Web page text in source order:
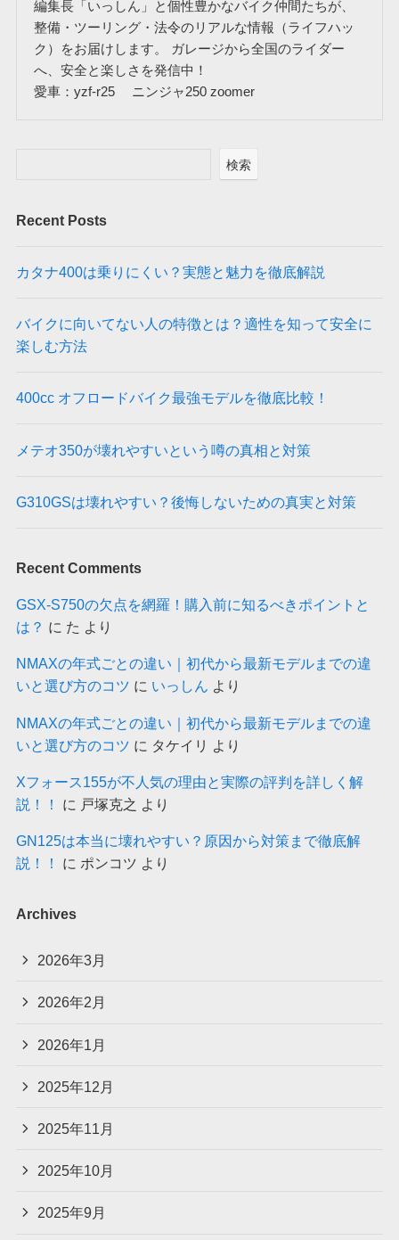
編集長「いっしん」と個性豊かなバイク仲間たちが、
整備・ツーリング・法令のリアルな情報（ライフハッ
ク）をお届けします。 ガレージから全国のライダー
へ、安全と楽しさを発信中！
愛車：yzf-r25 ニンジャ250 zoomer
検索
Recent Posts
カタナ400は乗りにくい？実態と魅力を徹底解説
バイクに向いてない人の特徴とは？適性を知って安全に
楽しむ方法
400cc オフロードバイク最強モデルを徹底比較！
メテオ350が壊れやすいという噂の真相と対策
G310GSは壊れやすい？後悔しないための真実と対策
Recent Comments
GSX-S750の欠点を網羅！購入前に知るべきポイントと
は？ に た より
NMAXの年式ごとの違い｜初代から最新モデルまでの違
いと選び方のコツ に いっしん より
NMAXの年式ごとの違い｜初代から最新モデルまでの違
いと選び方のコツ に タケイリ より
Xフォース155が不人気の理由と実際の評判を詳しく解
説！！
に 戸塚克之 より
GN125は本当に壊れやすい？原因から対策まで徹底解
説！！
に ポンコツ より
Archives
2026年3月
2026年2月
2026年1月
2025年12月
2025年11月
2025年10月
2025年9月